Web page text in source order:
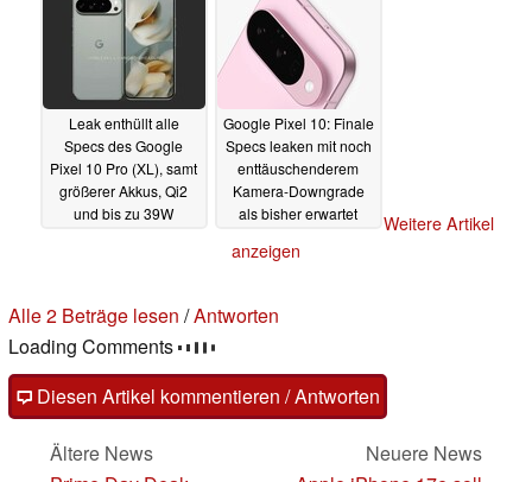
Leak enthüllt alle
Specs des Google
Pixel 10 Pro (XL), samt
größerer Akkus, Qi2
und bis zu 39W
Google Pixel 10: Finale
Specs leaken mit noch
enttäuschenderem
Kamera-Downgrade
als bisher erwartet
Weitere Artikel
anzeigen
2 Kommentare im Forum
Fragen, Anregungen, zusätzliche Informationen zu diesem
Artikel? - Uns interessiert Deine Meinung (auch ohne
Anmeldung möglich)!
Alle 2 Kommentare lesen